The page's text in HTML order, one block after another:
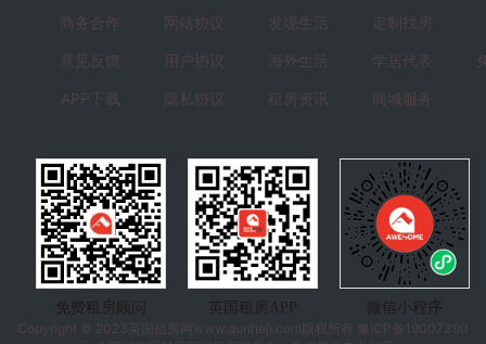
商务合作
意见反馈
APP下载
网站协议
用户协议
隐私协议
发现生活
海外生活
租房资讯
定制找房
学居代表
商城服务
免费租房顾问 英国租房APP
微信小程序
Copyright © 2023 英国租房 网www.qunheji.com版权所有
豫ICP备19007390